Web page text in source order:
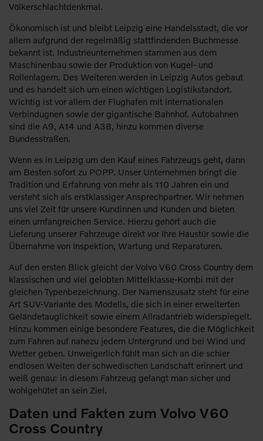
Völkerschlachtdenkmal.
Ökonomisch ist und bleibt Leipzig eine Handelsstadt, die vor
allem aufgrund der regelmäßig stattfindenden Buchmesse
bekannt ist. Industrieunternehmen stammen aus dem
Maschinenbau sowie der Produktion von Kugel- und
Rollenlagern. Des Weiteren werden in Leipzig Autos gebaut
und es handelt sich um einen wichtigen Logistikstandort.
Wichtig ist vor allem der Flughafen mit internationalen
Verbindugnen sowie der gigantische Bahnhof. Autobahnen
sind die A9, A14 und A38, hinzu kommen diverse
Bundesstraßen.
Wenn es in Leipzig um den Kauf eines Fahrzeugs geht, dann
am Besten sofort zu POPP. Unser Unternehmen bringt die
Tradition und Erfahrung von mehr als 110 Jahren ein und
versteht sich als erstklassiger Ansprechpartner. Wir nehmen
uns viel Zeit für unsere Kundinnen und Kunden und bieten
einen umfangreichen Service. Hierzu gehört auch die
Lieferung unserer Fahrzeuge direkt vor Ihre Haustür sowie die
Übernahme von Inspektion, Wartung und Reparaturen.
Auf den ersten Blick gleicht der Volvo V60 Cross Country dem
klassischen und viel gelobten Mittelklasse-Kombi mit der
gleichen Typenbezeichnung. Der Namenszusatz steht für eine
Art SUV-Variante des Modells, die sich in einer erweiterten
Geländetauglichkeit sowie einem Allradantrieb widerspiegelt.
Hinzu kommen einige besondere Features, die die Möglichkeit
zum Fahren auf nahezu jedem Untergrund und bei Wind und
Wetter geben. Unweigerlich fühlt man sich an die schier
endlosen Weiten der schwedischen Landschaft erinnert und
weiß genau: in diesem Fahrzeug gelangt man sicher und
wohlgehütet an sein Ziel.
Daten und Fakten zum Volvo V60
Cross Country